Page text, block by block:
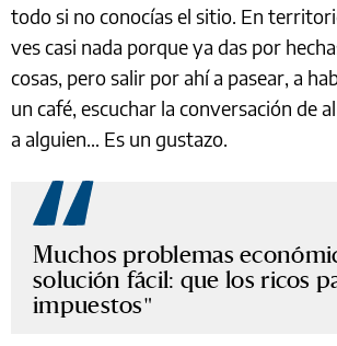
todo si no conocías el sitio. En
ves casi nada porque ya das por
cosas, pero salir por ahí a pasear, a
un café, escuchar la conversación de
a alguien… Es un gustazo.
Muchos problemas
solución fácil: que los ricos
impuestos